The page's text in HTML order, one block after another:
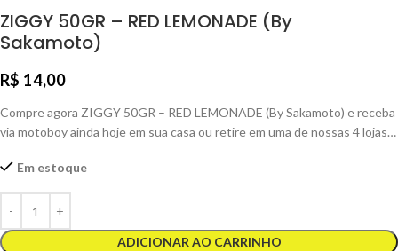
ZIGGY 50GR – RED LEMONADE (By
Sakamoto)
R$ 14,00
Compre agora ZIGGY 50GR – RED LEMONADE (By Sakamoto) e receba
via motoboy ainda hoje em sua casa ou retire em uma de nossas 4 lojas…
Em estoque
ADICIONAR AO CARRINHO